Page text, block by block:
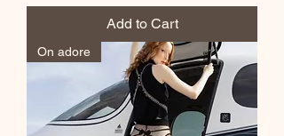
Add to Cart
On adore